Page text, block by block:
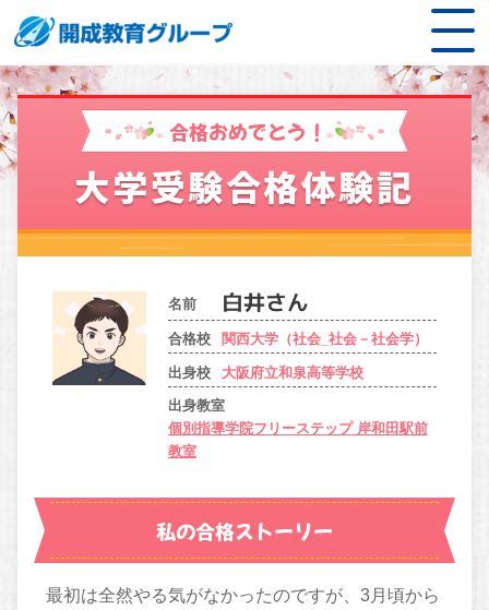
合格おめでとう！
大学受験合格体験記
名前
合格校 関西大学（社会_社会－社会学）
出身校 大阪府立和泉高等学校
出身教室
個別指導学院フリーステップ 岸和田駅前
教室
私の合格ストーリー
最初は全然やる気がなかったのですが、3月頃から